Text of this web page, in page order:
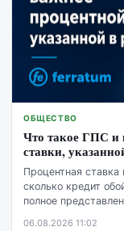
ОБЩЕСТВО
Что такое ГПС и
ставки,
Процентная ставка
сколько кредит
полное
06.08.2026 11:02